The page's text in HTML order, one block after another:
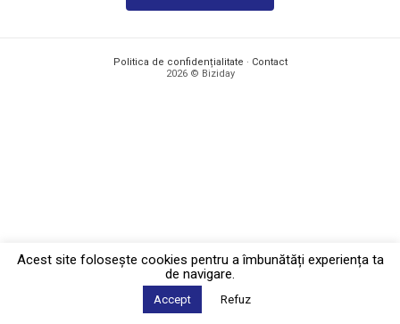
Politica de confidențialitate · Contact
2026 © Biziday
Acest site foloseşte cookies pentru a îmbunătăți experiența ta
de navigare.
Accept Refuz